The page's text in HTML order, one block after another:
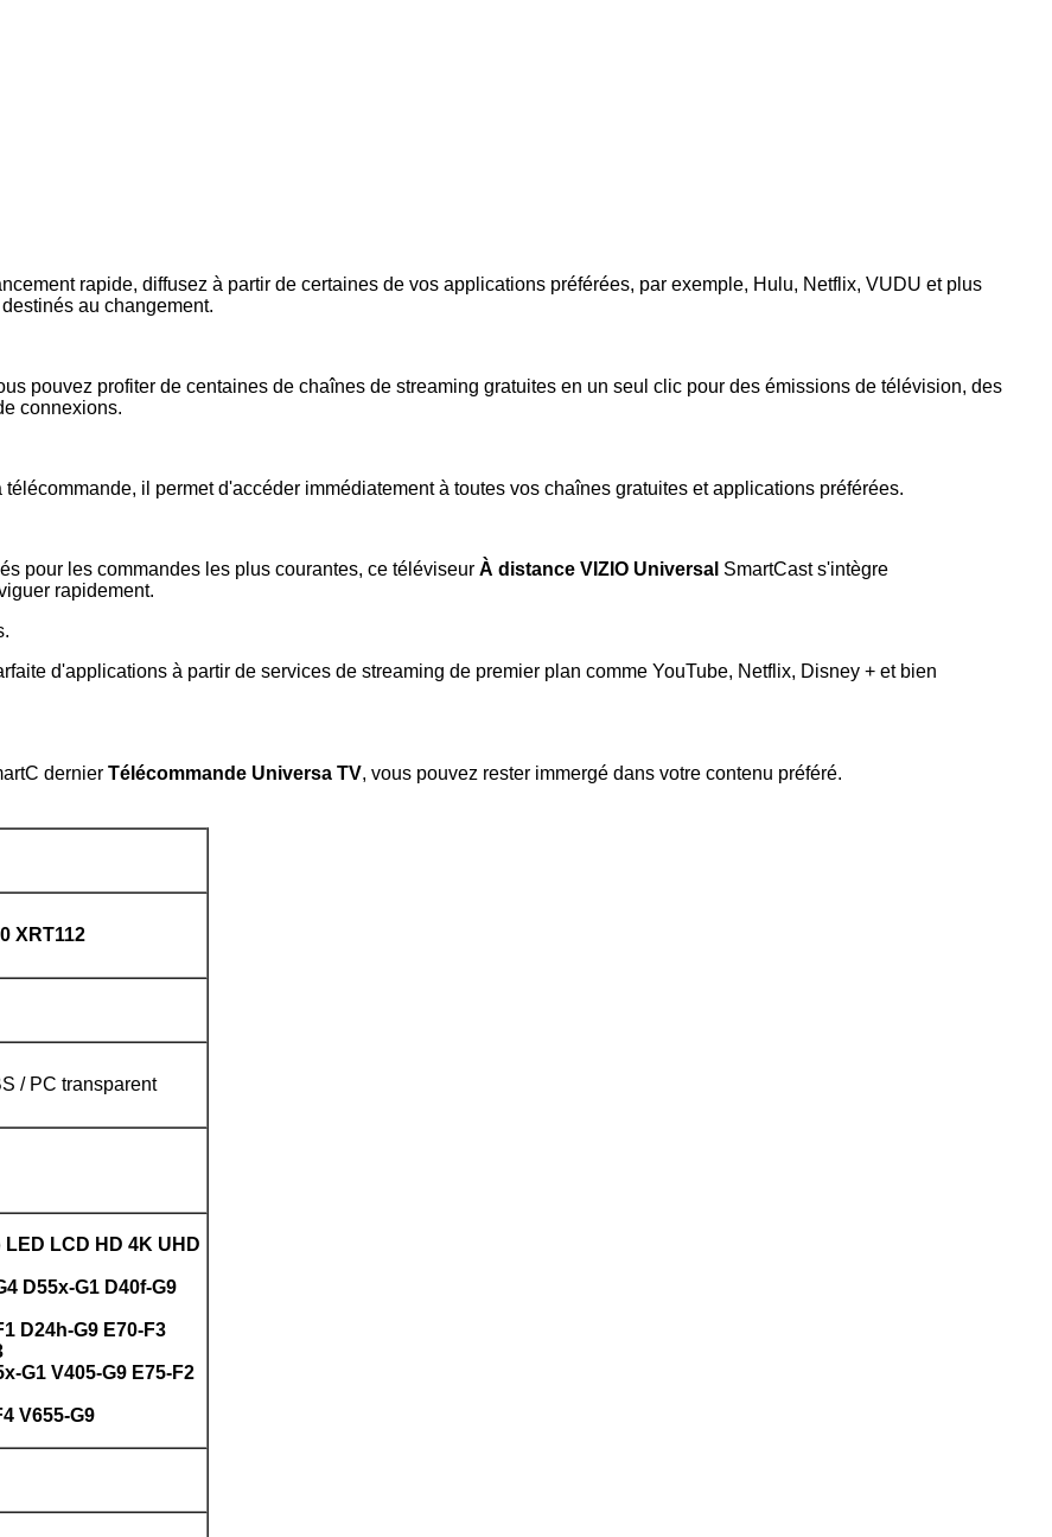
rapide, diffusez à partir de certaines de vos applications préférées, par exemple, Hulu, Netflix, VUDU et plus
au changement.
pouvez profiter de centaines de chaînes de streaming gratuites en un seul clic pour des émissions de télévision, des
connexions.
il permet d'accéder immédiatement à toutes vos chaînes gratuites et applications préférées.
pour les commandes les plus courantes, ce téléviseur À distance VIZIO Universal SmartCast s'intègre
rapidement.
d'applications à partir de services de streaming de premier plan comme YouTube, Netflix, Disney + et bien
dernier Télécommande Universa TV, vous pouvez rester immergé dans votre contenu préféré.
XRT112
/ PC transparent
LCD HD 4K UHD
D55x-G1 D40f-G9
D24h-G9 E70-F3
G1 V405-G9 E75-F2
V655-G9